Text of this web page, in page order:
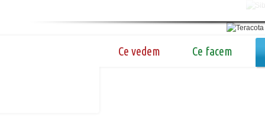
Ce vedem Ce facem